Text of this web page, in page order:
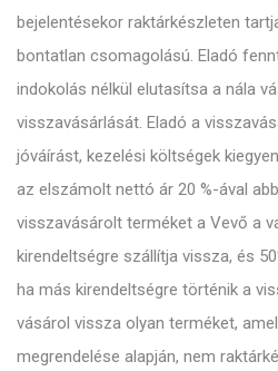
bejelentésekor raktárkészleten
bontatlan csomagolású. Eladó
indokolás nélkül elutasítsa a nála
visszavásárlását. Eladó a
jóváírást, kezelési költségek
az elszámolt nettó ár 20 %-ával
visszavásárolt terméket a Vevő a
kirendeltségre szállítja vissza, és
ha más kirendeltségre történik a
vásárol vissza olyan terméket,
megrendelése alapján, nem